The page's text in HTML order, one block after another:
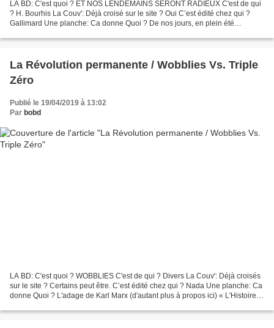
LA BD: C'est quoi ? ET NOS LENDEMAINS SERONT RADIEUX C'est de qui
? H. Bourhis La Couv': Déjà croisé sur le site ? Oui C’est édité chez qui ?
Gallimard Une planche: Ca donne Quoi ? De nos jours, en plein été
La Révolution permanente / Wobblies Vs. Triple
Zéro
Publié le 19/04/2019 à 13:02
Par bobd
LA BD: C'est quoi ? WOBBLIES C'est de qui ? Divers La Couv': Déjà croisés
sur le site ? Certains peut être. C’est édité chez qui ? Nada Une planche: Ca
donne Quoi ? L'adage de Karl Marx (d'autant plus à propos ici) « L'Histoire